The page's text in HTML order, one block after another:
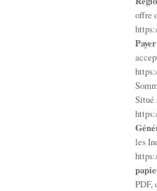
offre
Situé
les
PDF,